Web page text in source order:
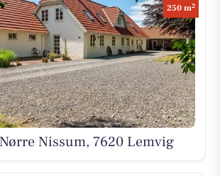
250 m2
Nissum, 7620 Lemvig